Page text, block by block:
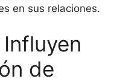
en sus relaciones.
de